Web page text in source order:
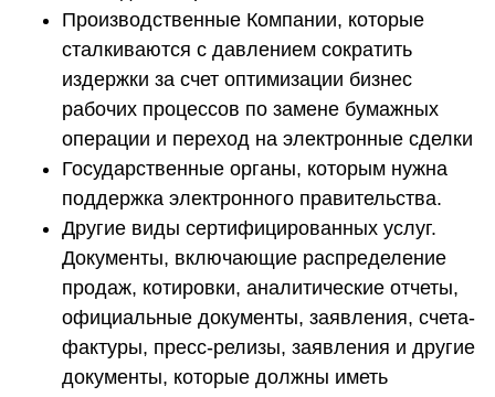
Производственные Компании, которые
сталкиваются с давлением сократить
издержки за счет оптимизации бизнес
рабочих процессов по замене бумажных
операции и переход на электронные сделки
Государственные органы, которым нужна
поддержка электронного правительства.
Другие виды сертифицированных услуг.
Документы, включающие распределение
продаж, котировки, аналитические отчеты,
официальные документы, заявления, счета-
фактуры, пресс-релизы, заявления и другие
документы, которые должны иметь